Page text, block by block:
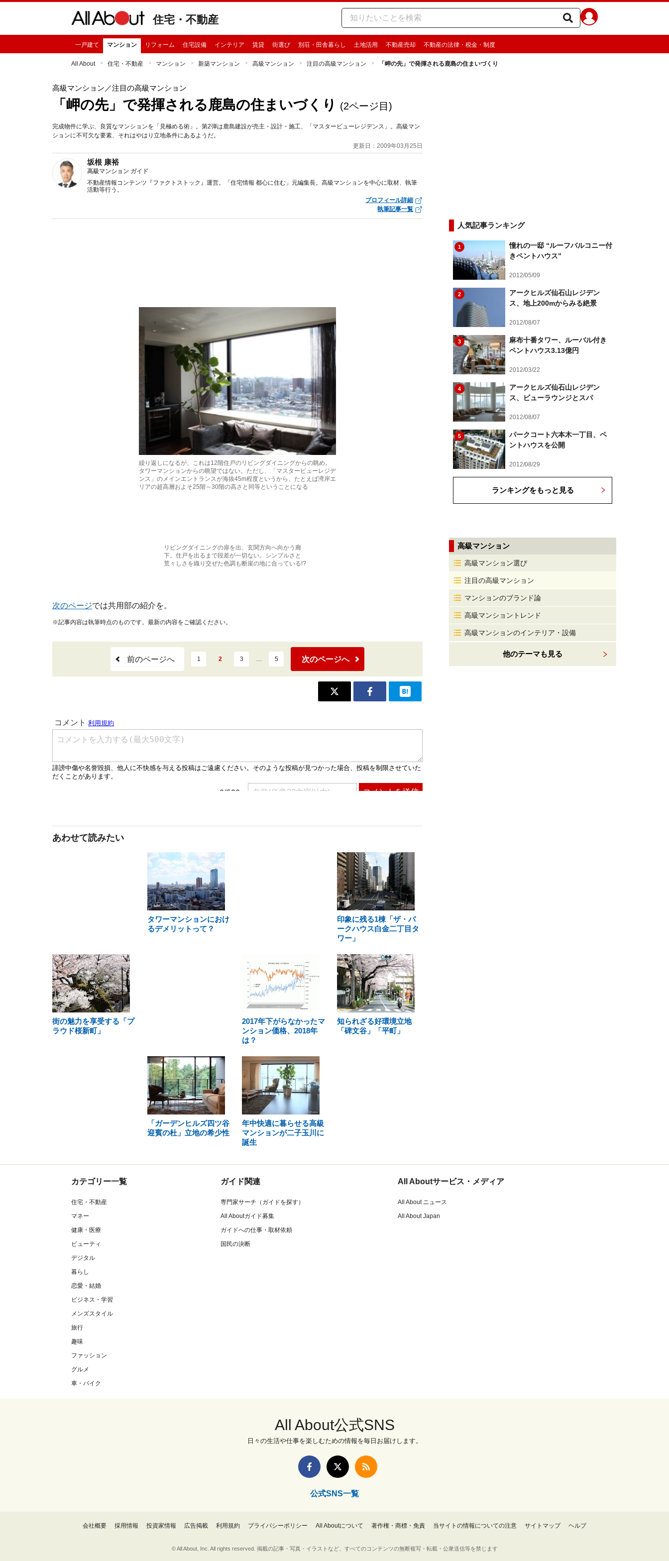
住宅・不動産
一戸建て マンション リフォーム 住宅設備 インテリア 賃貸 街選び 別荘・田舎暮らし 土地活用 不動産売却 不動産の法律・税金・制度
All About 住宅・不動産 マンション 新築マンション 高級マンション 注目の高級マンション 「岬の先」で発揮される鹿島の住まいづくり
高級マンション ／注目の高級マンション
「岬の先」で発揮される鹿島の住まいづくり (2ページ目)
完成物件に学ぶ、良質なマンションを「見極める術」。第2弾は鹿島建設が売主・設計・施工、「マスタービューレジデンス」。高級マン
ションに不可欠な要素、それはやはり立地条件にあるようだ。
更新日：2009年03月25日
坂根 康裕
高級マンション ガイド
不動産情報コンテンツ『ファクトストック』運営。「住宅情報 都心に住む」元編集長。高級マンションを中心に取材、執筆
活動等行う。
プロフィール詳細
執筆記事一覧
繰り返しになるが、これは12階住戸のリビングダイニングからの眺め。
タワーマンションからの眺望ではない。ただし、「マスタービューレジデ
ンス」のメインエントランスが海抜45m程度というから、たとえば湾岸エ
リアの超高層およそ25階～30階の高さと同等ということになる
リビングダイニングの扉を出、玄関方向へ向かう廊
下。住戸を出るまで段差が一切ない。シンプルさと
荒々しさを織り交ぜた色調も断崖の地に合っている!?
次のページでは共用部の紹介を。
※記事内容は執筆時点のものです。最新の内容をご確認ください。
前のページへ 1 2 3 … 5 次のページへ
あわせて読みたい
タワーマンションにおけ
るデメリットって？
印象に残る1棟「ザ・パ
ークハウス白金二丁目タ
ワー」
街の魅力を享受する「プ
ラウド桜新町」
2017年下がらなかったマ
ンション価格、2018年
は？
知られざる好環境立地
「碑文谷」「平町」
「ガーデンヒルズ四ツ谷
迎賓の杜」立地の希少性
年中快適に暮らせる高級
マンションが二子玉川に
誕生
人気記事ランキング
1
憧れの一邸 “ルーフバルコニー付
きペントハウス”
2012/05/09
2
アークヒルズ仙石山レジデン
ス、地上200mからみる絶景
2012/08/07
3
麻布十番タワー、ルーバル付き
ペントハウス3.13億円
2012/03/22
4
アークヒルズ仙石山レジデン
ス、ビューラウンジとスパ
2012/08/07
5
パークコート六本木一丁目、ペ
ントハウスを公開
2012/08/29
ランキングをもっと見る
高級マンション
高級マンション選び
注目の高級マンション
マンションのブランド論
高級マンショントレンド
高級マンションのインテリア・設備
他のテーマも見る
カテゴリー一覧
住宅・不動産
マネー
健康・医療
ビューティ
デジタル
暮らし
恋愛・結婚
ビジネス・学習
メンズスタイル
旅行
趣味
ファッション
グルメ
車・バイク
ガイド関連
専門家サーチ（ガイドを探す）
All Aboutガイド募集
ガイドへの仕事・取材依頼
国民の決断
All Aboutサービス・メディア
All About ニュース
All About Japan
All About公式SNS
日々の生活や仕事を楽しむための情報を毎日お届けします。
公式SNS一覧
会社概要 採用情報 投資家情報 広告掲載 利用規約 プライバシーポリシー All Aboutについて 著作権・商標・免責 当サイトの情報についての注意 サイトマップ ヘルプ
© All About, Inc. All rights reserved. 掲載の記事・写真・イラストなど、すべてのコンテンツの無断複写・転載・公衆送信等を禁じます